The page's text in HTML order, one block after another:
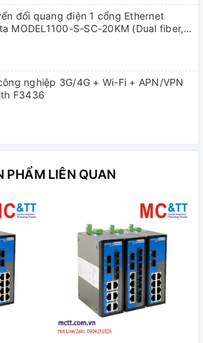
đổi quang điện 1 cổng Ethernet
MODEL1100-S-SC-20KM (Dual fiber,
nghiệp 3G/4G + Wi-Fi + APN/VPN
F3436
PHẨM LIÊN QUAN